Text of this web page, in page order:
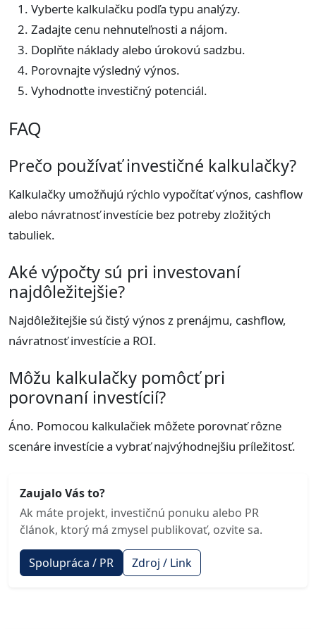
Vyberte kalkulačku podľa typu analýzy.
Zadajte cenu nehnuteľnosti a nájom.
Doplňte náklady alebo úrokovú sadzbu.
Porovnajte výsledný výnos.
Vyhodnoťte investičný potenciál.
FAQ
Prečo používať investičné kalkulačky?
Kalkulačky umožňujú rýchlo vypočítať výnos, cashflow
alebo návratnosť investície bez potreby zložitých
tabuliek.
Aké výpočty sú pri investovaní
najdôležitejšie?
Najdôležitejšie sú čistý výnos z prenájmu, cashflow,
návratnosť investície a ROI.
Môžu kalkulačky pomôcť pri
porovnaní investícií?
Áno. Pomocou kalkulačiek môžete porovnať rôzne
scenáre investície a vybrať najvýhodnejšiu príležitosť.
Zaujalo Vás to?
Ak máte projekt, investičnú ponuku alebo PR
článok, ktorý má zmysel publikovať, ozvite sa.
Spolupráca / PR Zdroj / Link